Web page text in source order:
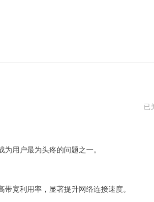
飞
已
用户最为头疼的问题之一。
宽利用率，显著提升网络连接速度。